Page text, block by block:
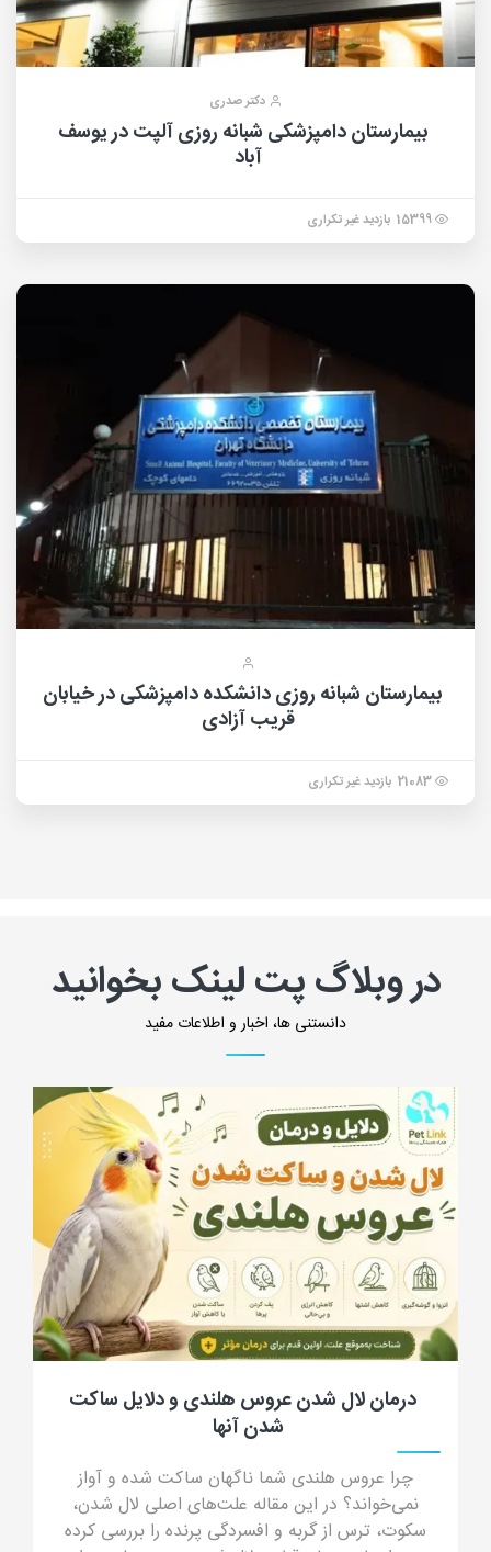
دکتر صدری
بیمارستان دامپزشکی شبانه روزی آلپت در یوسف
آباد
15399 بازدید غیر تکراری
بیمارستان شبانه روزی دانشکده دامپزشکی در خیابان
قریب آزادی
21083 بازدید غیر تکراری
در وبلاگ پت لینک بخوانید
دانستنی ها، اخبار و اطلاعات مفید
جرب گوش گربه؛ علائم، علت، تشخیص، درمان
و پیشگیری از کنه گوش گربه
جرب گوش گربه چیست؟ در این مقاله جامع با علائم
جرب گوش (ترشحات شبیه پودر قهوه)، دلایل انتقال،
خطرات درمان خانگی و داروهای مدرن درمان قطعی